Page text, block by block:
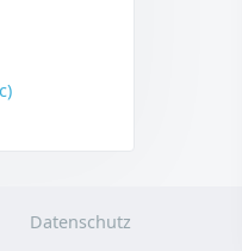
Datenschutz